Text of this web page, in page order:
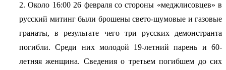
2. Около 16:00 26 февраля со стороны «меджлисовцев» в
русский митинг были брошены свето-шумовые и газовые
гранаты, в результате чего три русских демонстранта
погибли. Среди них молодой 19-летний парень и 60-
летняя женщина. Сведения о третьем погибшем до сих